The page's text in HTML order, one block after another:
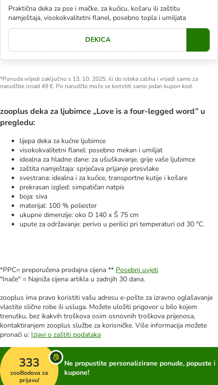
Praktična deka za pse i mačke, za kućicu, košaru ili zaštitu
namještaja, visokokvalitetni flanel, posebno topla i umiljata
DEKICA
*Ponuda vrijedi zaključno s 13. 10. 2025. ili do isteka zaliha i vrijedi samo za
narudžbe iznad 49 €. Po narudžbi može se koristiti samo jedan kupon kod.
zooplus deka za ljubimce „Love is a four-legged word” u
pregledu:
lijepa deka za kućne ljubimce
visokokvalitetni flanel: posebno mekan i umiljat
idealna za hladne dane: za ušuškavanje, grije vaše ljubimce
zaštita namještaja: sprječava prljanje presvlake
svestrana: idealna i za kućice, transportne kutije i košare
prekrasan izgled: simpatičan natpis
boja: siva
materijal: 100 % poliester
ukupne dimenzije: oko D 140 x Š 75 cm
upute za održavanje: perivo u perilici pri temperaturi od 30 °C.
*PPC= preporučena prodajna cijena ** Posebni uvjeti
"Inače" = Najniža cijena artikla u zadnjih 30 dana.
zooplus ima pravo koristiti vašu adresu e-pošte za izravno oglašavanje
vlastite slične robe ili usluga. Možete uložiti prigovor u bilo kojem
trenutku, bez ikakvih troškova osim osnovnih troškova prijenosa,
kontaktiranjem zooplus službe za korisničke. Više informacija možete
pronaći u: Izjavi o zaštiti podataka
333
zooBodova za
prijavu!
Ne propustite personalizirane ponude, popuste i
kupone!